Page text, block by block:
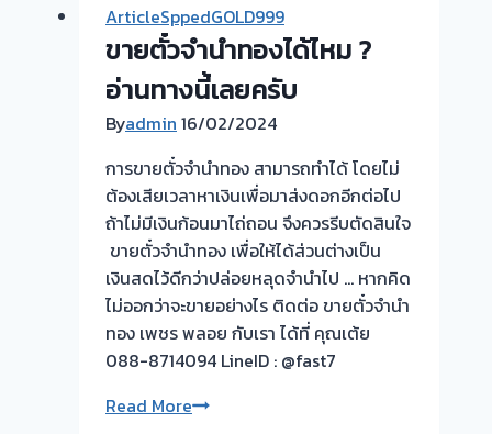
จำนำ
ทุก
ชนิด
ราคา
ดี!
💵
ArticleSppedGOLD999
ขายตั๋วจำนำทองได้ไหม ?
อ่านทางนี้เลยครับ
Byadmin 16/02/2024
การขายตั๋วจำนำทอง สามารถทำได้ โดยไม่
ต้องเสียเวลาหาเงินเพื่อมาส่งดอกอีกต่อไป
ถ้าไม่มีเงินก้อนมาไถ่ถอน จึงควรรีบตัดสินใจ
​ ขายตั๋วจำนำทอง เพื่อให้ได้ส่วนต่างเป็น
เงินสดไว้ดีกว่าปล่อยหลุดจำนำไป … หากคิด
ไม่ออกว่าจะขายอย่างไร ติดต่อ ขายตั๋วจำนำ
ทอง เพชร พลอย กับเรา ได้ที่ คุณเต้ย
088-8714094 LineID : @fast7
Read Moreขาย